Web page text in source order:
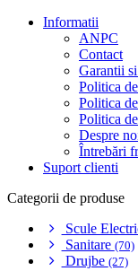
Informatii
ANPC
Contact
Garantii
Politica
Politica
Politica
Despre
Întrebări
Suport clienti
Categorii de produse
Scule
Sanitare (70)
Drujbe (27)